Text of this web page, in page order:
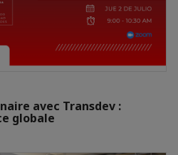
avec Transdev :
globale